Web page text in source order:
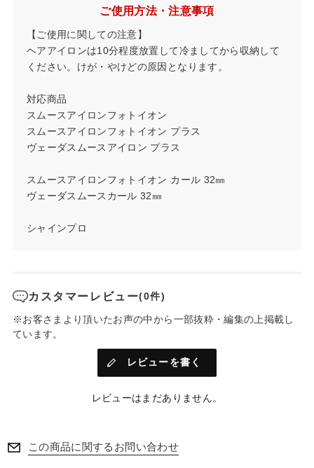
ご使用方法・注意事項
【ご使用に関しての注意】
ヘアアイロンは10分程度放置して冷ましてから収納して
ください。けが・やけどの原因となります。
対応商品
スムースアイロンフォトイオン
スムースアイロンフォトイオン プラス
ヴェーダスムースアイロン プラス
スムースアイロンフォトイオン カール 32㎜
ヴェーダスムースカール 32㎜
シャインプロ
カスタマーレビュー(0件)
※お客さまより頂いたお声の中から一部抜粋・編集の上掲載し
ています。
レビューを書く
レビューはまだありません。
この商品に関するお問い合わせ